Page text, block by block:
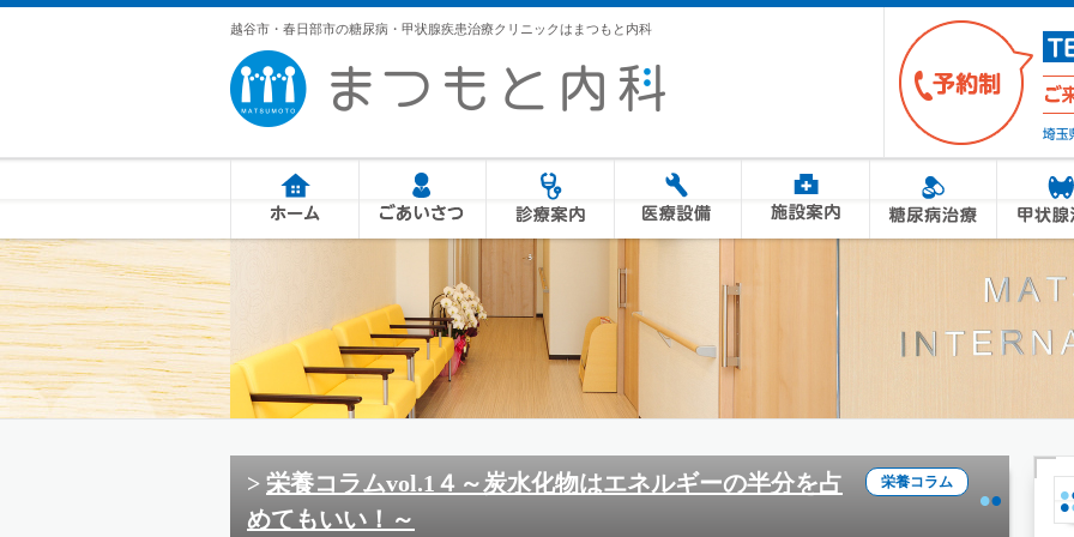
越谷市・春日部市の糖尿病・甲状腺疾患治療クリニックはまつもと内科
栄養コラム
栄養コラムvol.1４～炭水化物はエネルギーの半分を占
めてもいい！～